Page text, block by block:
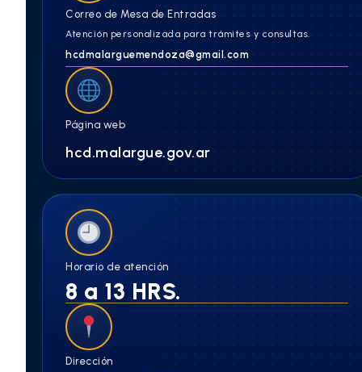
Correo de Mesa de Entradas
Atención personalizada para trámites y consultas.
hcdmalarguemendoza@gmail.com
Página web
hcd.malargue.gov.ar
Horario de atención
8 a 13 HRS.
Dirección